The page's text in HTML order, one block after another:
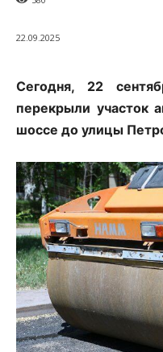
22.09.2025
Сегодня, 22
перекрыли участок
шоссе до улицы